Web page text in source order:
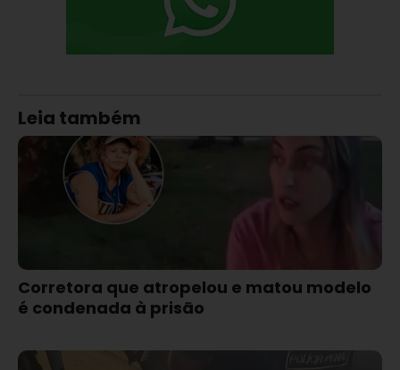
Leia também
Corretora que atropelou e matou modelo
é condenada à prisão